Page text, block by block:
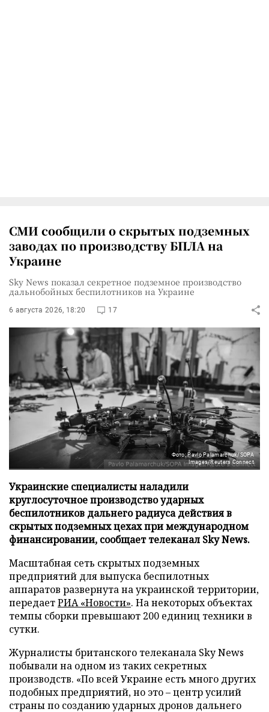
СМИ сообщили о скрытых подземных
заводах по производству БПЛА на
Украине
Sky News показал секретное подземное производство
дальнобойных беспилотников на Украине
6 августа 2026, 18:20 17
Фото: Pavlo Palamarchuk/SOPA
Images/Reuters Connect
Украинские специалисты наладили
круглосуточное производство ударных
беспилотников дальнего радиуса действия в
скрытых подземных цехах при международном
финансировании, сообщает телеканал Sky News.
Масштабная сеть скрытых подземных
предприятий для выпуска беспилотных
аппаратов развернута на украинской территории,
передаетРИА «Новости». На некоторых объектах
темпы сборки превышают 200 единиц техники в
сутки.
Журналисты британского телеканала Sky News
побывали на одном из таких секретных
производств. «По всей Украине есть много других
подобных предприятий, но это – центр усилий
страны по созданию ударных дронов дальнего